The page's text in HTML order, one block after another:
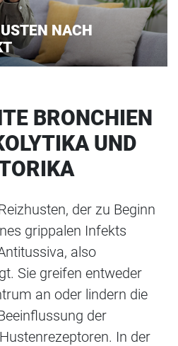
NACH
BRONCHIEN
UND
der zu Beginn
grippalen Infekts
also
Sie greifen entweder
an oder lindern die
der
In der